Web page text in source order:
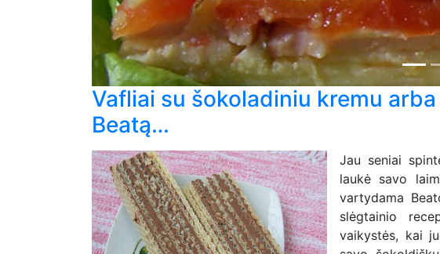
Vafliai su šokoladiniu kremu
Beatą…
Jau seniai
laukė savo
vartydama
slėgtainio
vaikystės, kai